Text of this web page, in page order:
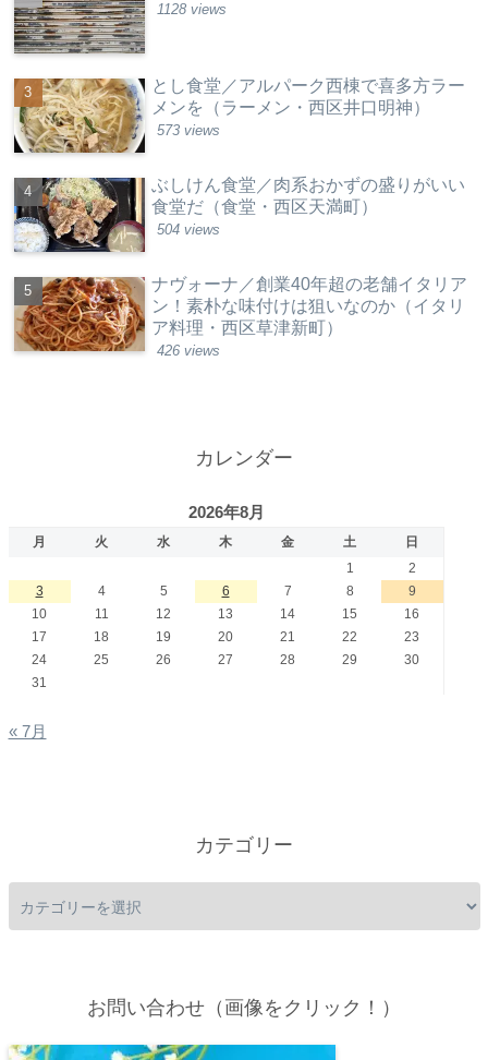
1128 views
とし食堂／アルパーク西棟で喜多方ラー
メンを（ラーメン・西区井口明神）
573 views
ぶしけん食堂／肉系おかずの盛りがいい
食堂だ（食堂・西区天満町）
504 views
ナヴォーナ／創業40年超の老舗イタリア
ン！素朴な味付けは狙いなのか（イタリ
ア料理・西区草津新町）
426 views
カレンダー
2026年8月
月 火 水 木 金 土
日
1
2
3
4 5 6 7 8
9
10
11 12 13 14 15
16
17
18 19 20 21 22
23
24
25 26 27 28 29
30
31
« 7月
カテゴリー
お問い合わせ（画像をクリック！）